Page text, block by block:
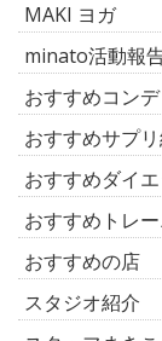
MAKI ヨガ
minato活動報
おすすめコン
おすすめサプ
おすすめダイ
おすすめトレ
おすすめの店
スタジオ紹介